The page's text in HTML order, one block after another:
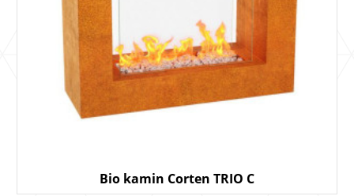
Bio kamin Corten TRIO C